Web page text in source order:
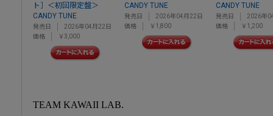
ト］＜初回限定盤＞
CANDY TUNE
発売日
2026年04月22日
価格
￥3,000
CANDY TUNE
発売日
2026年04月22日
価格
￥1,800
CANDY TUNE
発売日
2026年
価格
￥1,200
TEAM KAWAII LAB.